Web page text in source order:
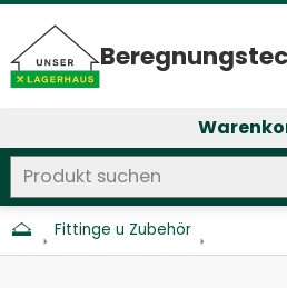
Seitenweite
Produkt suchen
Fittinge u Zubehör